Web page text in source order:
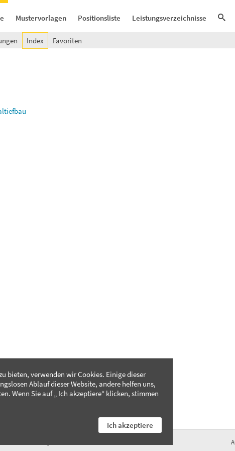
Mustervorlagen Positionsliste Leistungsverzeichnisse
Index Favoriten
bieten, verwenden wir Cookies. Einige dieser
Ablauf dieser Website, andere helfen uns,
Wenn Sie auf „ Ich akzeptiere“ klicken, stimmen
Ich akzeptiere